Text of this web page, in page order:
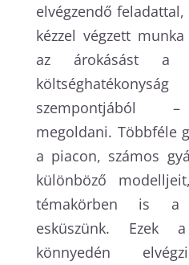
elvégzendő
kézzel végzett
az árokásást a
szempontjából –
megoldani. Többféle
a piacon, számos
különböző
témakörben is a
esküszünk. Ezek
könnyedén